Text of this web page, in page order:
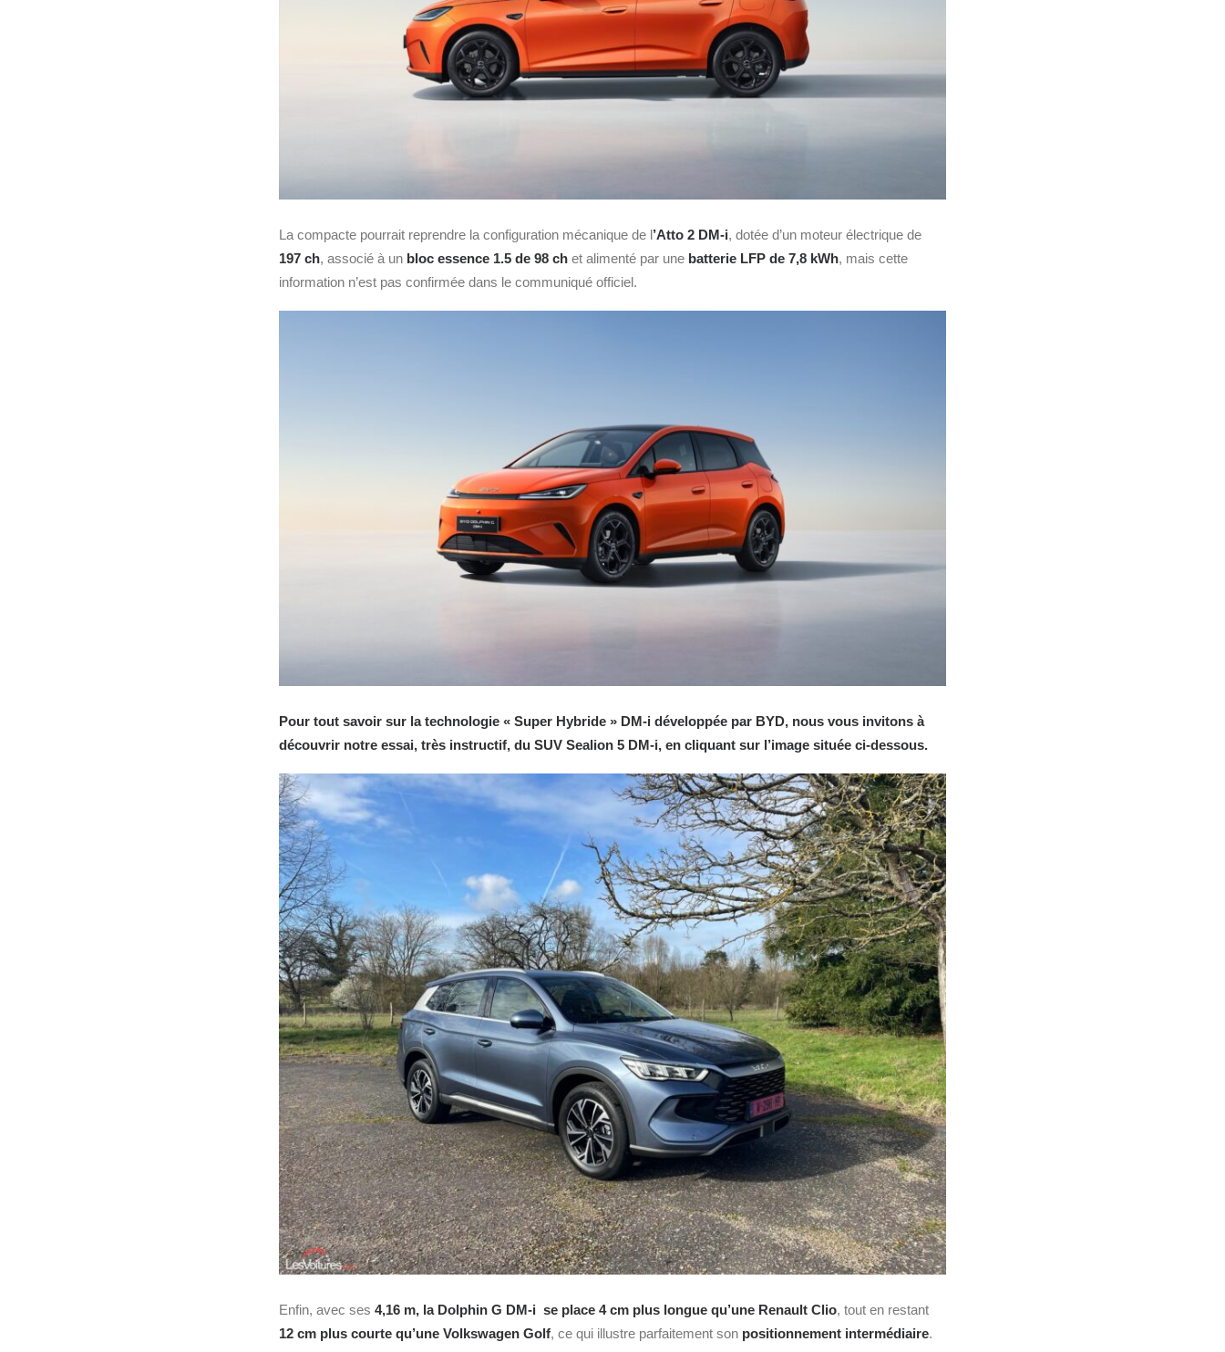
La compacte pourrait reprendre la configuration mécanique de l’Atto 2 DM‑i, dotée d’un moteur électrique de
197 ch, associé à un bloc essence 1.5 de 98 ch et alimenté par une batterie LFP de 7,8 kWh, mais cette
information n’est pas confirmée dans le communiqué officiel.
Pour tout savoir sur la technologie « Super Hybride » DM‑i développée par BYD, nous vous invitons à
découvrir notre essai, très instructif, du SUV Sealion 5 DM-i, en cliquant sur l’image située ci-dessous.
Enfin, avec ses 4,16 m, la Dolphin G DM-i se place 4 cm plus longue qu’une Renault Clio, tout en restant
12 cm plus courte qu’une Volkswagen Golf, ce qui illustre parfaitement son positionnement intermédiaire.